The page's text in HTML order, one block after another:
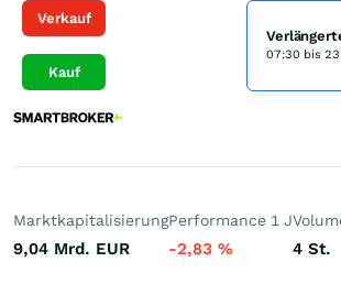
Verkauf
Kauf
07:30 bis
Marktkapitalisierung
9,04 Mrd. EUR
Performance 1 J
-2,83 % 4 St.